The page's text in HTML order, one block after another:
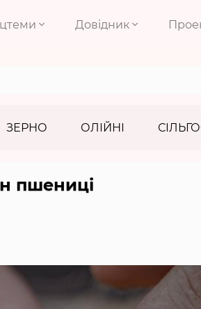
Довідник
ЗЕРНО ОЛІЙНІ
пшениці